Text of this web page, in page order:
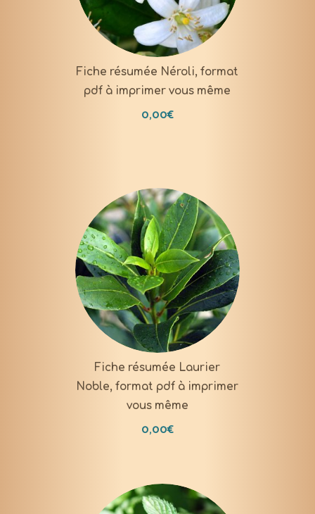
Fiche résumée Néroli, format
pdf à imprimer vous même
0,00€
DOWNLOAD
Fiche résumée Laurier
Noble, format pdf à imprimer
vous même
0,00€